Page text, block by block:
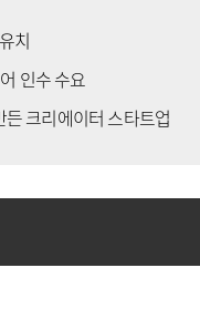
치
인수 수요
크리에이터 스타트업